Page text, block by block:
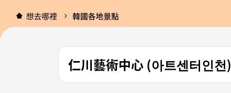
想去哪裡 韓國各地景點
仁川藝術中心 (아트센터인천)